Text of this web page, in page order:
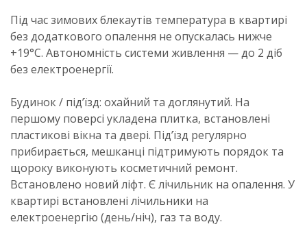
Під час зимових блекаутів температура в квартирі
без додаткового опалення не опускалась нижче
+19°C. Автономність системи живлення — до 2 діб
без електроенергії.
Будинок / під’їзд: охайний та доглянутий. На
першому поверсі укладена плитка, встановлені
пластикові вікна та двері. Під’їзд регулярно
прибирається, мешканці підтримують порядок та
щороку виконують косметичний ремонт.
Встановлено новий ліфт. Є лічильник на опалення. У
квартирі встановлені лічильники на
електроенергію (день/ніч), газ та воду.